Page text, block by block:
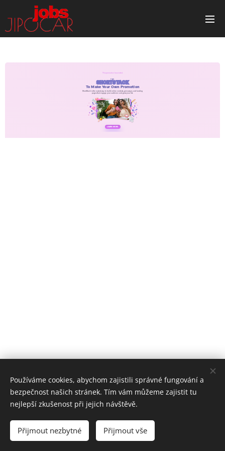
© 2026 JIPOCAR
Připravil: Frey-Consulting.cz Cookies
Používáme cookies, abychom zajistili správné fungování a
bezpečnost našich stránek. Tím vám můžeme zajistit tu
nejlepší zkušenost při jejich návštěvě.
Přijmout nezbytné Přijmout vše